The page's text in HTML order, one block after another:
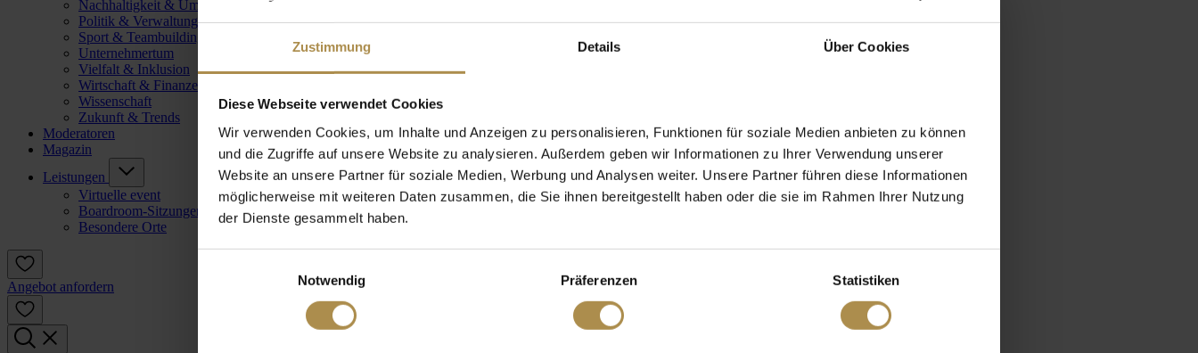
Zustimmung Details Über Cookies
Diese Webseite verwendet Cookies
Wir verwenden Cookies, um Inhalte und Anzeigen zu personalisieren, Funktionen für soziale Medien anbieten zu können
und die Zugriffe auf unsere Website zu analysieren. Außerdem geben wir Informationen zu Ihrer Verwendung unserer
Website an unsere Partner für soziale Medien, Werbung und Analysen weiter. Unsere Partner führen diese Informationen
möglicherweise mit weiteren Daten zusammen, die Sie ihnen bereitgestellt haben oder die sie im Rahmen Ihrer Nutzung
der Dienste gesammelt haben.
Notwendig
Präferenzen Statistiken
Nachhaltigkeit & Umwelt
Politik & Verwaltung
Sport & Teambuilding
Unternehmertum
Vielfalt & Inklusion
Wirtschaft & Finanzen
Wissenschaft
Zukunft & Trends
Moderatoren
Magazin
Leistungen
Virtuelle event
Boardroom-Sitzungen
Besondere Orte
Angebot anfordern